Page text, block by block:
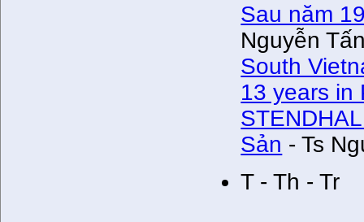
Sau năm
Nguyễn
South
13 years in
Sản - Ts
T - Th - Tr